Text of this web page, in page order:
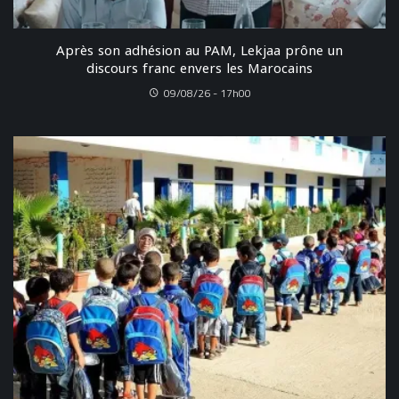
Après son adhésion au PAM, Lekjaa prône un
discours franc envers les Marocains
09/08/26 - 17h00